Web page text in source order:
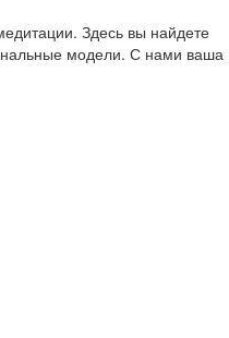
Здесь вы найдете
модели. С нами ваша